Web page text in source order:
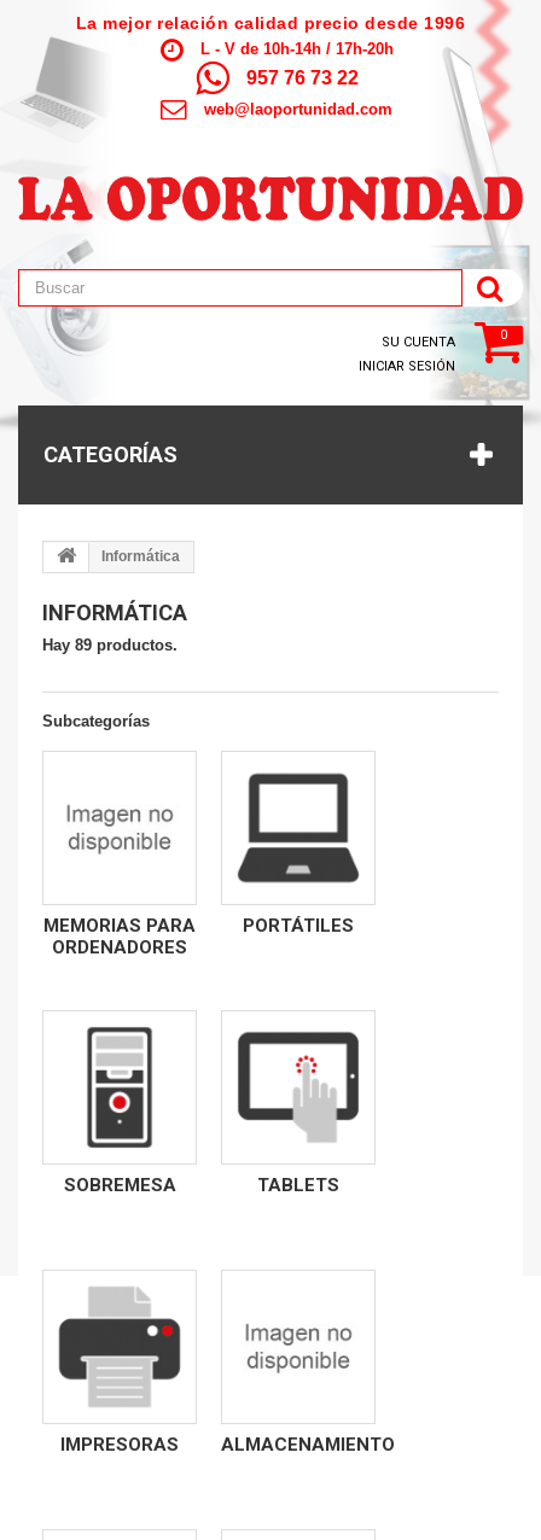
La mejor relación calidad precio desde 1996
L - V de 10h-14h / 17h-20h
957 76 73 22
web@laoportunidad.com
0
SU CUENTA
INICIAR SESIÓN
CATEGORÍAS
Informática
INFORMÁTICA
Hay 89 productos.
Subcategorías
MEMORIAS PARA
ORDENADORES
PORTÁTILES
SOBREMESA TABLETS
IMPRESORAS ALMACENAMIENTO